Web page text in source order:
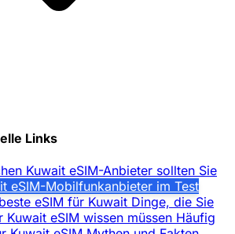
Links
Kuwait eSIM-Anbieter sollten Sie
eSIM-Mobilfunkanbieter im Test
eSIM für Kuwait Dinge, die Sie
eSIM wissen müssen Häufig